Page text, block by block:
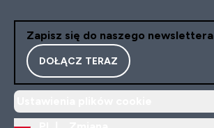
Zapisz się do naszego newslettera
DOŁĄCZ TERAZ